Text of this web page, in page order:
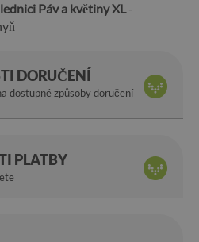
Páv a květiny XL-
DORUČENÍ
dostupné způsoby doručení
PLATBY